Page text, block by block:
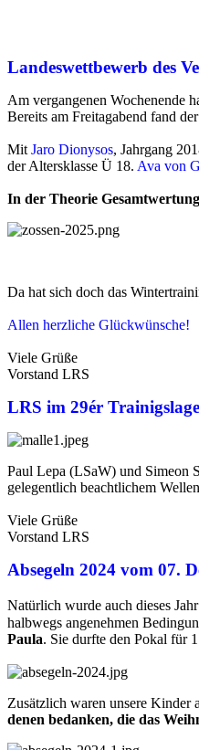
Landeswettbewerb des
Am vergangenen Wochenende
Bereits am Freitagabend fand
Mit Jaro Dionysos, Jahrgang
der Altersklasse Ü 18. Ava von
In der Theorie
Da hat sich doch das
Allen herzliche Glückwünsche!
Viele Grüße
Vorstand LRS
LRS im 29ér
Paul Lepa (LSaW) und Simeon
gelegentlich beachtlichem
Viele Grüße
Vorstand LRS
Absegeln 2024 vom 07.
Natürlich wurde auch dieses
halbwegs angenehmen
Paula. Sie durfte den Pokal für
Zusätzlich waren unsere Kinder
denen bedanken, die das